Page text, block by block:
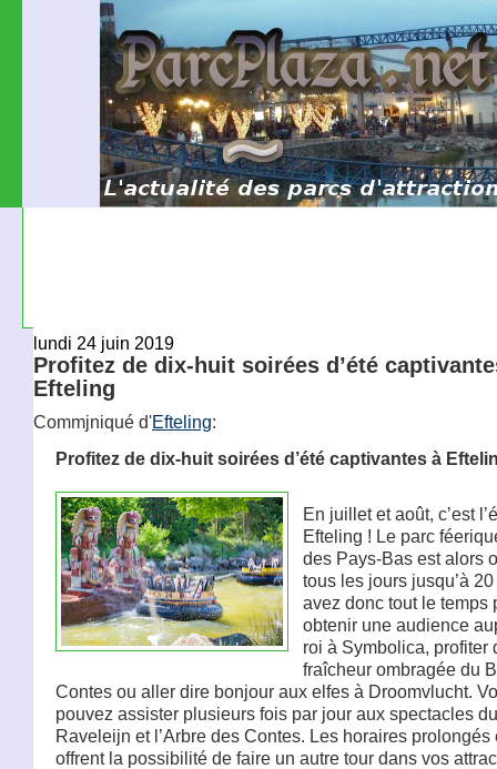
lundi 24 juin 2019
Profitez de dix-huit soirées d’été
Efteling
Commjniqué d'Efteling:
Profitez de dix-huit soirées d’été captivantes à
En juillet et août, c’est
Efteling ! Le parc
des Pays-Bas est alors
tous les jours jusqu’à
avez donc tout le temps
obtenir une audience
roi à Symbolica, profiter
fraîcheur ombragée du
Contes ou aller dire bonjour aux elfes à Droomvlucht.
pouvez assister plusieurs fois par jour aux spectacles
Raveleijn et l’Arbre des Contes. Les horaires prolongés
offrent la possibilité de faire un autre tour dans vos